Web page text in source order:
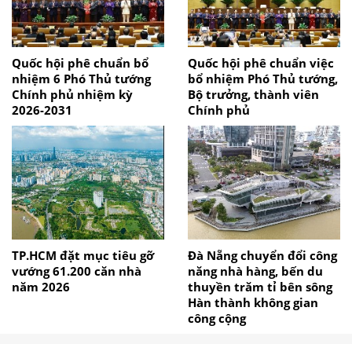
Quốc hội phê chuẩn bổ
nhiệm 6 Phó Thủ tướng
Chính phủ nhiệm kỳ
2026-2031
Quốc hội phê chuẩn việc
bổ nhiệm Phó Thủ tướng,
Bộ trưởng, thành viên
Chính phủ
TP.HCM đặt mục tiêu gỡ
vướng 61.200 căn nhà
năm 2026
Đà Nẵng chuyển đổi công
năng nhà hàng, bến du
thuyền trăm tỉ bên sông
Hàn thành không gian
công cộng